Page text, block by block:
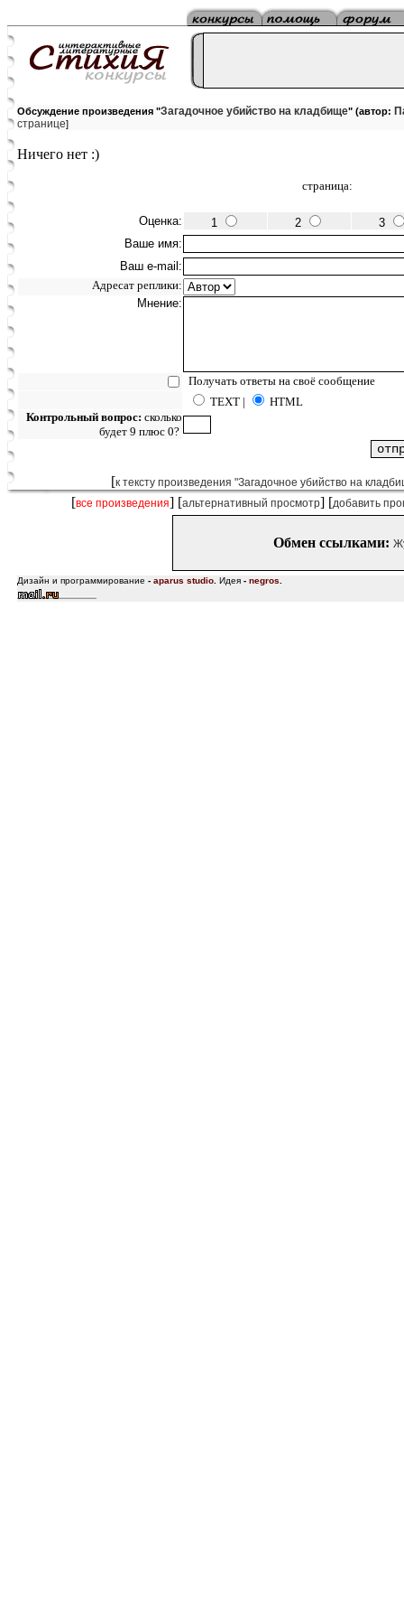
Обсуждение произведения "Загадочное убийство на кладбище" (автор:
странице]
Ничего нет :)
страница:
Оценка: 1 2
3
Ваше имя:
Ваш e-mail:
Адресат реплики:
Мнение:
Получать ответы на своё сообщение
TEXT |
HTML
Контрольный вопрос: сколько
будет 9 плюс 0?
[к тексту произведения "Загадочное убийство на
[все произведения] [альтернативный просмотр] [добавить
Обмен ссылками:
Дизайн и программирование - aparus studio Идея - negros